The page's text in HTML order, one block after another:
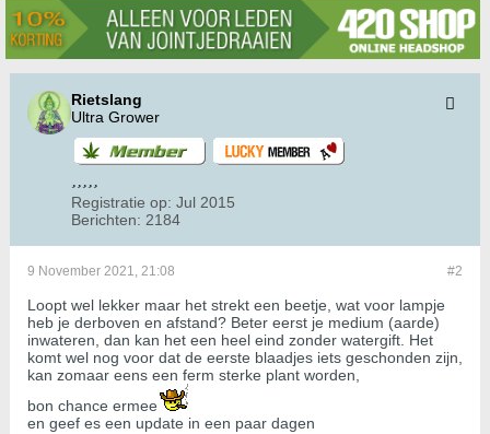
Rietslang
Ultra Grower
Registratie op: Jul 2015
Berichten: 2184
#2
9 November 2021, 21:08
Loopt wel lekker maar het strekt een beetje, wat voor lampje
heb je derboven en afstand? Beter eerst je medium (aarde)
inwateren, dan kan het een heel eind zonder watergift. Het
komt wel nog voor dat de eerste blaadjes iets geschonden zijn,
kan zomaar eens een ferm sterke plant worden,
bon chance ermee
en geef es een update in een paar dagen